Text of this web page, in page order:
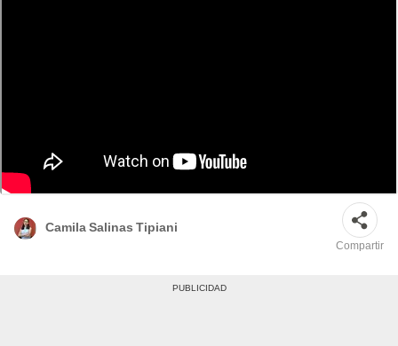
Jorge Angulo fue retirado del cargo que asumía en la PNP tras la agresión
que sufrió la presidenta Dina Boluarte. Foto: Andina
Camila Salinas Tipiani
Compartir